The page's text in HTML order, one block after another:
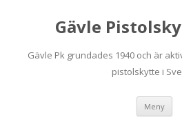
Gävle
Gävle Pk grundades 1940 och är
pistolskytte i
Meny